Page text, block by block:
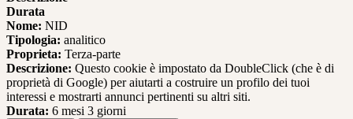
Durata
Nome: NID
Tipologia: analitico
Proprieta: Terza-parte
Descrizione: Questo cookie è impostato da DoubleClick (che è di
proprietà di Google) per aiutarti a costruire un profilo dei tuoi
interessi e mostrarti annunci pertinenti su altri siti.
Durata: 6 mesi 3 giorni